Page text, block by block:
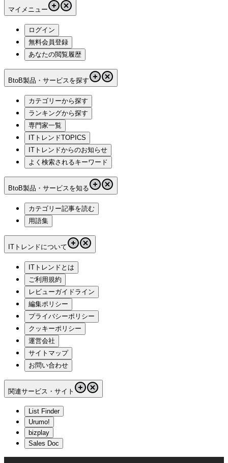
マイメニュー
ログイン
無料会員登録
あなたの閲覧履歴
BtoB製品・サービスを探す
カテゴリーから探す
ランキングから探す
専門家一覧
ITトレンドTOPICS
ITトレンドからのお知らせ
よく検索されるキーワード
BtoB製品・サービスを知る
カテゴリー記事を読む
用語集
ITトレンドについて
ITトレンドとは
ご利用規約
レビューガイドライン
編集ポリシー
プライバシーポリシー
クッキーポリシー
運営会社
サイトマップ
お問い合わせ
関連サービス・サイト
List Finder
Urumo!
bizplay
Sales Doc